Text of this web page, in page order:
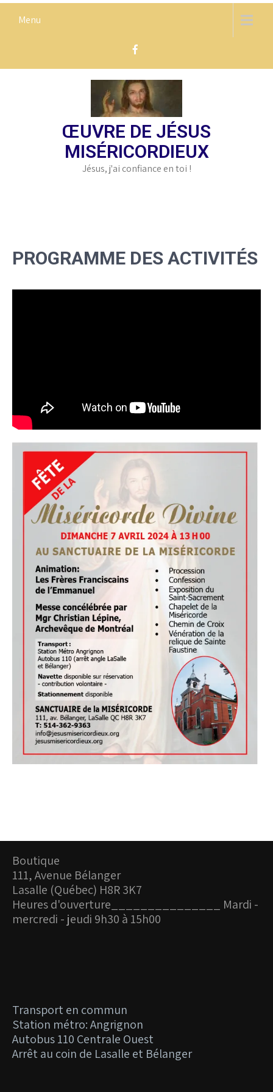
Menu
ŒUVRE DE JÉSUS
MISÉRICORDIEUX
Jésus, j'ai confiance en toi !
PROGRAMME DES ACTIVITÉS
Boutique
111, Avenue Bélanger
Lasalle (Québec) H8R 3K7
Heures d'ouverture_
______________ Mardi -
mercredi - jeudi 9h30 à 15h00
Transport en commun
Station métro: Angrignon
Autobus 110 Centrale Ouest
Arrêt au coin de Lasalle et Bélanger